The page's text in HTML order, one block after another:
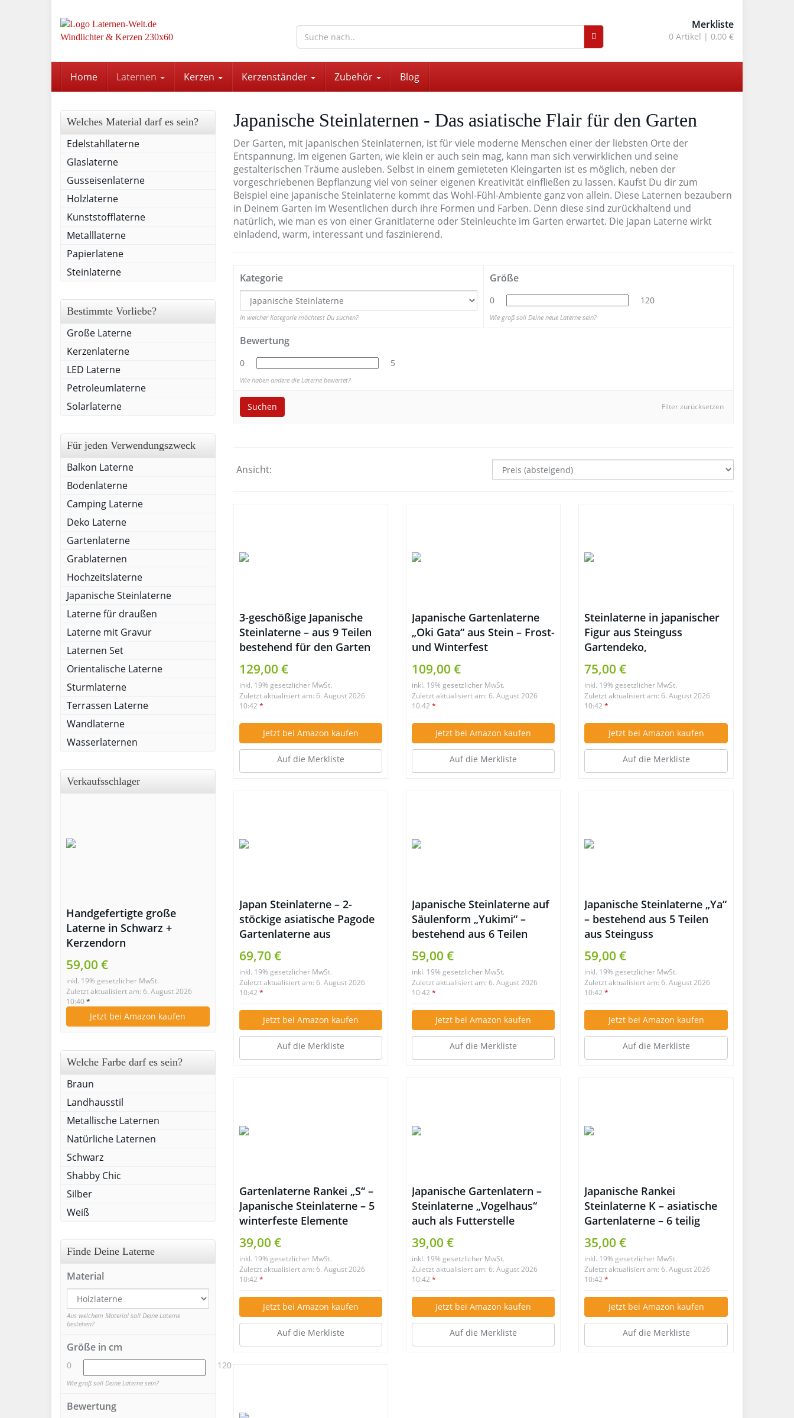
Merkliste
0 Artikel | 0,00 €
Home Laternen Kerzen Kerzenständer Zubehör Blog
Japanische Steinlaternen - Das asiatische Flair für den Garten
Der Garten, mit japanischen Steinlaternen, ist für viele moderne Menschen einer der liebsten Orte der
Entspannung. Im eigenen Garten, wie klein er auch sein mag, kann man sich verwirklichen und seine
gestalterischen Träume ausleben. Selbst in einem gemieteten Kleingarten ist es möglich, neben der
vorgeschriebenen Bepflanzung viel von seiner eigenen Kreativität einfließen zu lassen. Kaufst Du dir zum
Beispiel eine japanische Steinlaterne kommt das Wohl-Fühl-Ambiente ganz von allein. Diese Laternen bezaubern
in Deinem Garten im Wesentlichen durch ihre Formen und Farben. Denn diese sind zurückhaltend und
natürlich, wie man es von einer Granitlaterne oder Steinleuchte im Garten erwartet. Die japan Laterne wirkt
einladend, warm, interessant und faszinierend.
Kategorie
In welcher Kategorie möchtest Du suchen?
Größe
0 120
Wie groß soll Deine neue Laterne sein?
Bewertung
0 5
Wie haben andere die Laterne bewertet?
Filter zurücksetzen
Suchen
Ansicht:
3-geschößige Japanische
Steinlaterne – aus 9 Teilen
bestehend für den Garten
129,00 €
inkl. 19% gesetzlicher MwSt.
Zuletzt aktualisiert am: 6. August 2026
10:42 *
Jetzt bei Amazon kaufen
Auf die Merkliste
Japanische Gartenlaterne
„Oki Gata“ aus Stein – Frost-
und Winterfest
109,00 €
inkl. 19% gesetzlicher MwSt.
Zuletzt aktualisiert am: 6. August 2026
10:42 *
Jetzt bei Amazon kaufen
Auf die Merkliste
Steinlaterne in japanischer
Figur aus Steinguss
Gartendeko,
witterungsbeständig
75,00 €
inkl. 19% gesetzlicher MwSt.
Zuletzt aktualisiert am: 6. August 2026
10:42*
Jetzt bei Amazon kaufen
Auf die Merkliste
Japan Steinlaterne – 2-
stöckige asiatische Pagode
Gartenlaterne aus
Sandstein
69,70 €
inkl. 19% gesetzlicher MwSt.
Zuletzt aktualisiert am: 6. August 2026
10:42 *
Jetzt bei Amazon kaufen
Auf die Merkliste
Japanische Steinlaterne auf
Säulenform „Yukimi“ –
bestehend aus 6 Teilen
59,00 €
inkl. 19% gesetzlicher MwSt.
Zuletzt aktualisiert am: 6. August 2026
10:42 *
Jetzt bei Amazon kaufen
Auf die Merkliste
Japanische Steinlaterne „Ya“
– bestehend aus 5 Teilen
aus Steinguss
59,00 €
inkl. 19% gesetzlicher MwSt.
Zuletzt aktualisiert am: 6. August 2026
10:42*
Jetzt bei Amazon kaufen
Auf die Merkliste
Gartenlaterne Rankei „S“ –
Japanische Steinlaterne – 5
winterfeste Elemente
39,00 €
inkl. 19% gesetzlicher MwSt.
Zuletzt aktualisiert am: 6. August 2026
10:42 *
Jetzt bei Amazon kaufen
Auf die Merkliste
Japanische Gartenlatern –
Steinlaterne „Vogelhaus“
auch als Futterstelle
geeignet
39,00 €
inkl. 19% gesetzlicher MwSt.
Zuletzt aktualisiert am: 6. August 2026
10:42 *
Jetzt bei Amazon kaufen
Auf die Merkliste
Japanische Rankei
Steinlaterne K – asiatische
Gartenlaterne – 6 teilig
winterfest
35,00 €
inkl. 19% gesetzlicher MwSt.
Zuletzt aktualisiert am: 6. August 2026
10:42*
Jetzt bei Amazon kaufen
Auf die Merkliste
Welches Material darf es sein?
Edelstahllaterne
Glaslaterne
Gusseisenlaterne
Holzlaterne
Kunststofflaterne
Metalllaterne
Papierlatene
Steinlaterne
Bestimmte Vorliebe?
Große Laterne
Kerzenlaterne
LED Laterne
Petroleumlaterne
Solarlaterne
Für jeden Verwendungszweck
Balkon Laterne
Bodenlaterne
Camping Laterne
Deko Laterne
Gartenlaterne
Grablaternen
Hochzeitslaterne
Japanische Steinlaterne
Laterne für draußen
Laterne mit Gravur
Laternen Set
Orientalische Laterne
Sturmlaterne
Terrassen Laterne
Wandlaterne
Wasserlaternen
Verkaufsschlager
Handgefertigte große
Laterne in Schwarz +
Kerzendorn
59,00 €
inkl. 19% gesetzlicher MwSt.
Zuletzt aktualisiert am: 6. August 2026
10:40*
Jetzt bei Amazon kaufen
Welche Farbe darf es sein?
Braun
Landhausstil
Metallische Laternen
Natürliche Laternen
Schwarz
Shabby Chic
Silber
Weiß
Finde Deine Laterne
Material
Aus welchem Material soll Deine Laterne
bestehen?
Größe in cm
0 120
Wie groß soll Deine Laterne sein?
Bewertung